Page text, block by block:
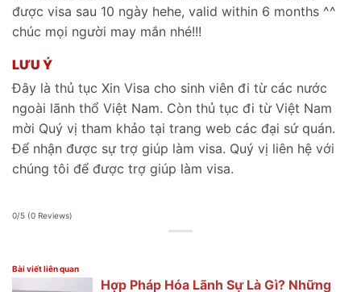
được visa sau 10 ngày hehe, valid within 6 months ^^
chúc mọi người may mắn nhé!!!
LƯU Ý
Đây là thủ tục Xin Visa cho sinh viên đi từ các nước
ngoài lãnh thổ Việt Nam. Còn thủ tục đi từ Việt Nam
mời Quý vị tham khảo tại trang web các đại sứ quán.
Để nhận được sự trợ giúp làm visa. Quý vị liên hệ với
chúng tôi để được trợ giúp làm visa.
0/5 (0 Reviews)
Bài viết liên quan
Hợp Pháp Hóa Lãnh Sự Là Gì? Những